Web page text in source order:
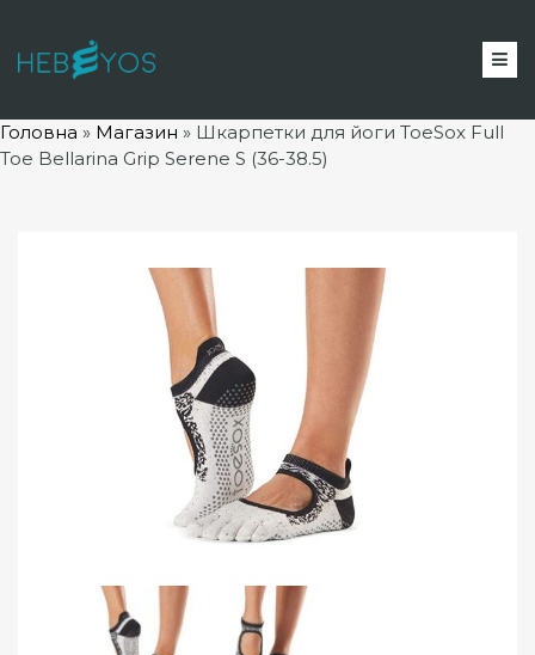
Головна » Магазин » Шкарпетки для йоги ToeSox Full
Toe Bellarina Grip Serene S (36-38.5)